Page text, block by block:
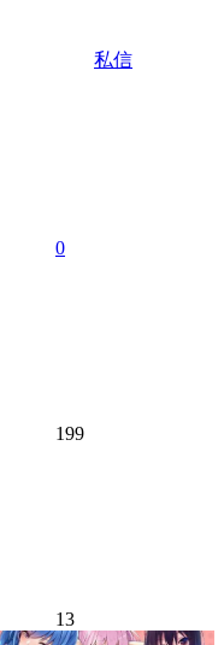
私信
0
199
13